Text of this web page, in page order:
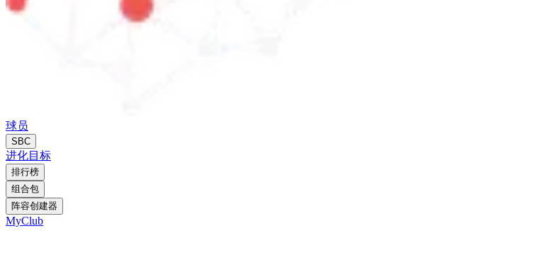
球员
SBC
进化目标
排行榜
组合包
阵容创建器
MyClub